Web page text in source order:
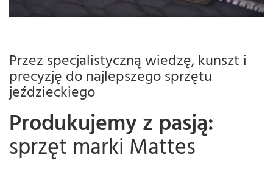
Przez specjalistyczną wiedzę, kunszt i
precyzję do najlepszego sprzętu
jeździeckiego
Produkujemy z pasją:
sprzęt marki Mattes